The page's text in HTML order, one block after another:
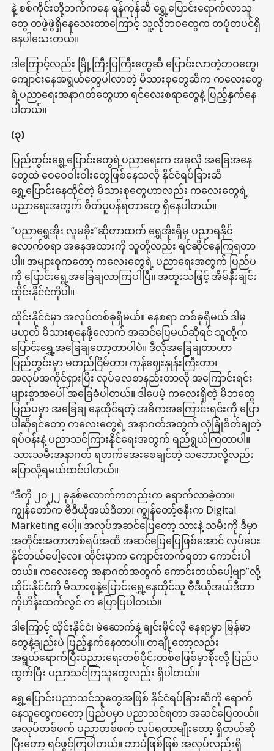
နဲ့ စစ်ကိုင်းတို့ဘက်ကနေ ရန်ကုန်ဆီ ရွှေ့ပြောင်းရောက်လာသူ
တွေ တဖွဲဖွဲရှိနေသေးတာကြောင့် သူ့လိုဘဝတွေက တပုံတပင်ရှိ
နေပါသေးတယ်။
ဒါကြောင့်လည်း မြို့ကြီးပြကြီးတွေဆီ ပြောင်းလာတဲ့ဘဝတွေ၊
ကျောင်းနေအရွယ်တွေပါလာတဲ့ မိသားစုတွေဆီက ကလေးတွေ
ရဲ့ပညာရေးအနာဂတ်တွေဟာ ရင်လေးစရာတွေနဲ့ ပြည့်နှက်နေ
ပါတယ်။
(၃)
ပြည်တွင်းရွှေ့ပြောင်းတွေရဲ့ပညာရေးက အခုလို အခြေအနေ
တွေထဲ ဝေဝေဝါးဝါးတွေဖြစ်နေသလို နိုင်ငံရပ်ခြားဆီ
ရွှေ့ပြောင်းနေထိုင်တဲ့ မိသားစုတွေဟာလည်း ကလေးတွေရဲ့
ပညာရေးအတွက် စိတ်ပူပန်ရတာတွေ ရှိနေပါတယ်။
“ပညာရွှေအိုး လူမခိုး”ဆိုတာထက် ရွှေအိုးရှိမှ ပညာရနိုင်
လောက်စရာ အနေအထားကို သူတို့လည်း ရင်ဆိုင်နေကြရတာ
ပါ။ အများစုကတော့ ကလေးတွေရဲ့ ပညာရေးအတွက် ပြည်ပ
ကို ပြောင်းရွေ့အခြေချလာကြပါပြီ။ အထူးသဖြင့် အိမ်နီးချင်း
ထိုင်းနိုင်ငံကိုပါ။
ထိုင်းနိုင်ငံမှာ အလုပ်တစ်ခုရှိမယ်။ နေစရာ တစ်ခုရှိမယ် ဒါမှ
မဟုတ် မိသားစုနေဖို့လောက် အဆင်ပြေမယ်ဆိုရင် သူတို့က
ပြောင်းရွှေ့အခြေချတော့တာပါပဲ။ ဒီလိုအခြေချတာဟာ
ပြည်တွင်းမှာ မတည်ငြိမ်တာ၊ ကုန်ဈေးနှုန်းကြီးတာ၊
အလုပ်အကိုင်ရှားပြီး လုပ်ခလစာနည်းတာလို အကြောင်းရင်း
များစွာအပေါ် အခြေခံပါတယ်။ ဒါပေမဲ့ ကလေးရှိတဲ့ မိဘတွေ
ပြည်ပမှာ အခြေချ နေထိုင်ရတဲ့ အဓိကအကြောင်းရင်းကို ပြော
ပါဆိုရင်တော့ ကလေးတွေရဲ့ အနာဂတ်အတွက် လုံခြုံစိတ်ချတဲ့
ရပ်ဝန်းနဲ့ ပညာသင်ကြားနိုင်ရေးအတွက် ရည်ရွယ်ကြတာပါ။
သားသမီးအနာဂတ် ရတက်အေးစေချင်တဲ့ သဘောလို့လည်း
ပြောလို့ရမယ်ထင်ပါတယ်။
“ဒီကို ၂၀၂၂ ခုနှစ်လောက်ကတည်းက ရောက်လာခဲ့တာ။
ကျွန်တော်က ဗီဒီယိုအယ်ဒီတာ၊ ကျွန်တော့်ဇနီးက Digital
Marketing ပေါ့။ အလုပ်အဆင်ပြေတော့ သားနဲ့ သမီးကို ဒီမှာ
အတိုင်းအတာတစ်ရပ်အထိ အဆင်ပြေပြေဖြစ်အောင် လုပ်ပေး
နိုင်တယ်ပေါ့လေ။ ထိုင်းမှာက ကျောင်းတက်ရတာ ကောင်းပါ
တယ်။ ကလေးတွေ အနာဂတ်အတွက် ကောင်းတယ်ပေါ့ဗျာ”လို့
ထိုင်းနိုင်ငံကို မိသားစုနဲ့ပြောင်းရွှေ့နေထိုင်သူ ဗီဒီယိုအယ်ဒီတာ
ကိုဟိန်းထက်လွင် က ပြောပြပါတယ်။
ဒါကြောင့် ထိုင်းနိုင်ငံ၊ မဲဆောက်နဲ့ ချင်းမိုင်လို နေရာမှာ မြန်မာ
တွေနဲ့ချည်းပဲ ပြည့်နှက်နေတာပါ။ တချို့တော့လည်း
အရွယ်ရောက်ပြီးပညားရေးတစ်ပိုင်းတစ်စဖြစ်မှာစိုးလို့ ပြည်ပ
ထွက်ပြီး ပညာသင်ကြသူတွေလည်း ရှိပါတယ်။
ရွှေ့ပြောင်းပညာသင်သူတွေအဖြစ် နိုင်ငံရပ်ခြားဆီကို ရောက်
နေသူတွေကတော့ ပြည်ပမှာ ပညာသင်ရတာ အဆင်ပြေတယ်။
အလုပ်တစ်ဖက် ပညာတစ်ဖက် လုပ်ရတာမျိုးတော့ ရှိတယ်ဆို
ပြီးတော့ ရင်ဖွင့်ကြပါတယ်။ ဘာပဲဖြစ်ဖြစ် အလုပ်လည်းရှိ